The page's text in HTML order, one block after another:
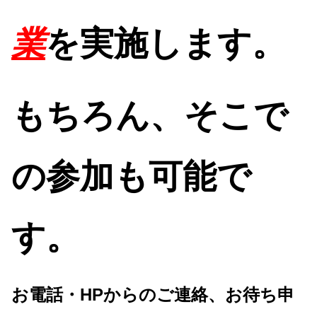
業を実施します。
もちろん、そこで
の参加も可能で
す。
お電話・HPからのご連絡、お待ち申